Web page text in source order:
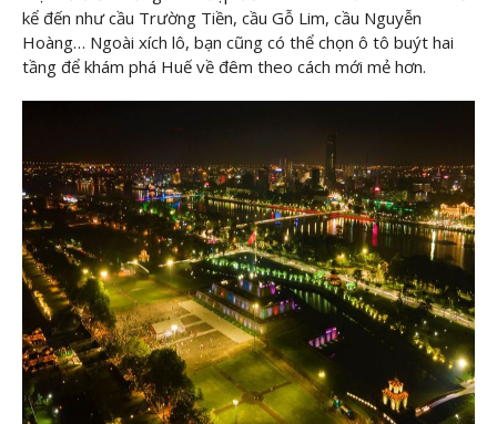
kể đến như cầu Trường Tiền, cầu Gỗ Lim, cầu Nguyễn
Hoàng… Ngoài xích lô, bạn cũng có thể chọn ô tô buýt hai
tầng để khám phá Huế về đêm theo cách mới mẻ hơn.